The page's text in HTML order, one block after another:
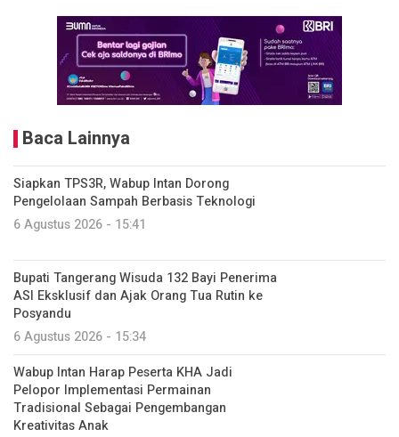
Baca Lainnya
Siapkan TPS3R, Wabup Intan Dorong
Pengelolaan Sampah Berbasis Teknologi
6 Agustus 2026 - 15:41
Bupati Tangerang Wisuda 132 Bayi Penerima
ASI Eksklusif dan Ajak Orang Tua Rutin ke
Posyandu
6 Agustus 2026 - 15:34
Wabup Intan Harap Peserta KHA Jadi
Pelopor Implementasi Permainan
Tradisional Sebagai Pengembangan
Kreativitas Anak